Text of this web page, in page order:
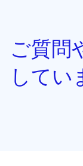
ご質問
してい